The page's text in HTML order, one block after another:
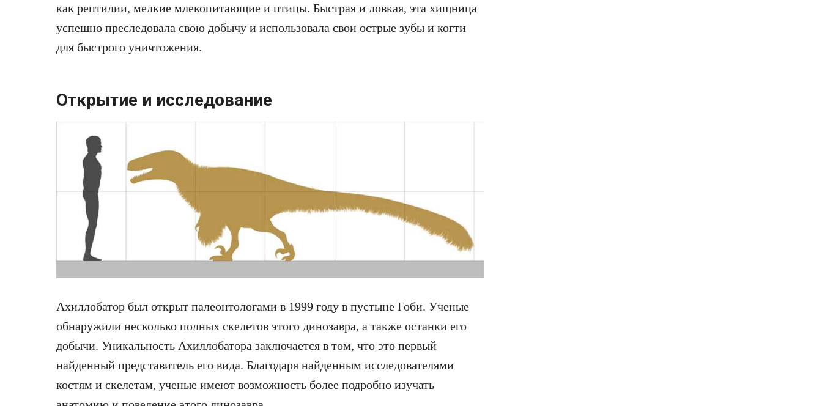
как рептилии, мелкие млекопитающие и птицы. Быстрая и ловкая, эта хищница
успешно преследовала свою добычу и использовала свои острые зубы и когти
для быстрого уничтожения.
Открытие и исследование
Ахиллобатор был открыт палеонтологами в 1999 году в пустыне Гоби. Ученые
обнаружили несколько полных скелетов этого динозавра, а также останки его
добычи. Уникальность Ахиллобатора заключается в том, что это первый
найденный представитель его вида. Благодаря найденным исследователями
костям и скелетам, ученые имеют возможность более подробно изучать